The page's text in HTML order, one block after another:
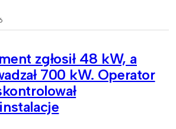
zgłosił 48 kW, a
700 kW. Operator